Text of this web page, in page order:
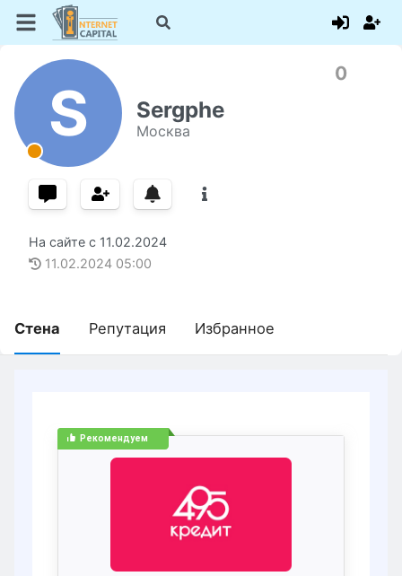
S Sergphe
Москва
0
На сайте с 11.02.2024
11.02.2024 05:00
Стена Репутация Избранное